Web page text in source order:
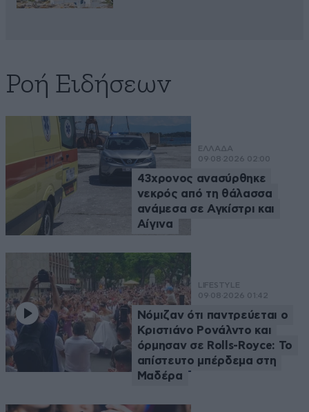
Ροή Ειδήσεων
ΕΛΛΑΔΑ
09·08·2026 02:00
43χρονος ανασύρθηκε
νεκρός από τη θάλασσα
ανάμεσα σε Αγκίστρι και
Αίγινα
LIFESTYLE
09·08·2026 01:42
Νόμιζαν ότι παντρεύεται ο
Κριστιάνο Ρονάλντο και
όρμησαν σε Rolls-Royce: Το
απίστευτο μπέρδεμα στη
Μαδέρα